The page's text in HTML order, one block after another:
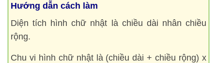
Hướng dẫn cách làm
Diện tích hình chữ nhật là chiều dài nhân chiều
rộng.
Chu vi hình chữ nhật là (chiều dài + chiều rộng) x